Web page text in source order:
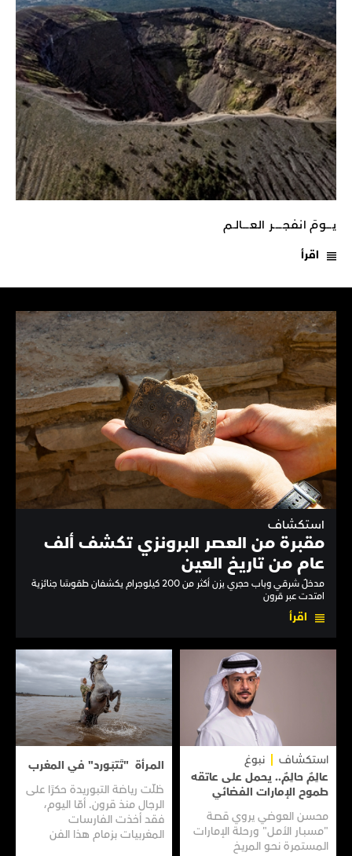
يـــومَ انفجـــــر العــــالـم
اقرأ
استكشاف
مقبرة من العصر البرونزي تكشف ألف
عام من تاريخ العين
مدخلٌ شرقي وباب حجري يزن أكثر من 200 كيلوجرام يكشفان طقوسًا جنائزية
امتدت عبر قرون
اقرأ
استكشاف
نبوغ
عالِمٌ حالِمٌ.. يحمل على عاتقه
طموح الإمارات الفضائي
محسن العوضي يروي قصـة
"مسبـار الأمـل" ورحلة الإمارات
المستمرة نحـو المريـخ
المـرأة "تَتبَـورد" في المغرب
ظلّت رياضة التبوريدة حكرًا على
الرجال منذ قرون. أمّا اليوم،
فقد أخذت الفارسات
المغربيات بزمام هذا الفن